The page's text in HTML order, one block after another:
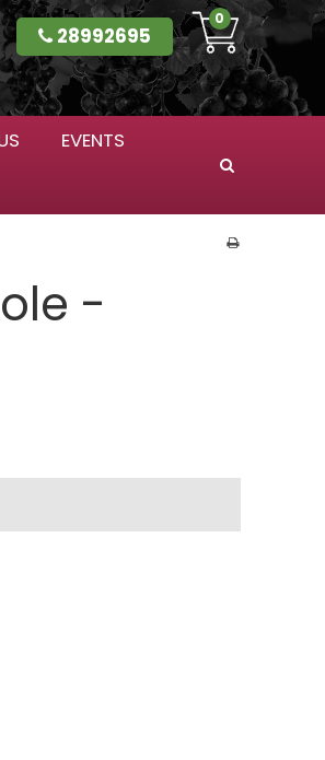
28992695
0
EVENTS
-